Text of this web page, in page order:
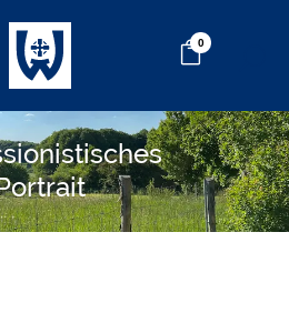
0